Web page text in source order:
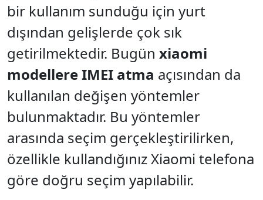
bir kullanım sunduğu için yurt
dışından gelişlerde çok sık
getirilmektedir. Bugün xiaomi
modellere IMEI atma açısından da
kullanılan değişen yöntemler
bulunmaktadır. Bu yöntemler
arasında seçim gerçekleştirilirken,
özellikle kullandığınız Xiaomi telefona
göre doğru seçim yapılabilir.